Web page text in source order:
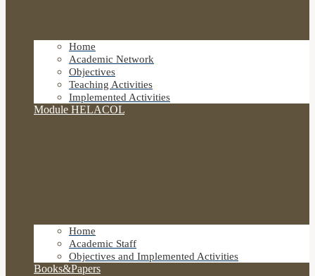
Home
Academic Network
Objectives
Teaching Activities
Implemented Activities
Module HELACOL
Home
Academic Staff
Objectives and Implemented Activities
Books&Papers